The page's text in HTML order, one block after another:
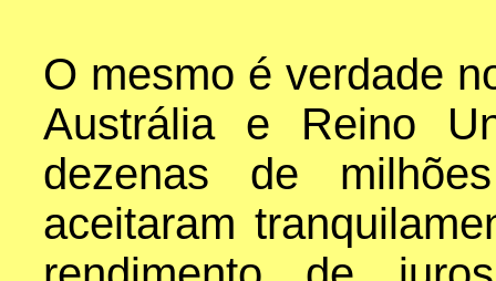
O mesmo é verdade
Austrália e Reino
dezenas de
aceitaram